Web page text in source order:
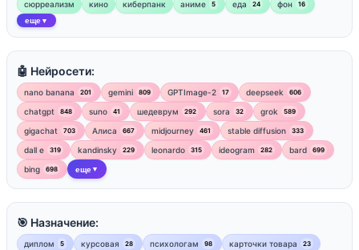
сюрреализм кино киберпанк аниме 5 еда 24 фон 16
еще ▼
🤖 Нейросети:
nano banana 201 gemini 809 GPTImage-2 17 deepseek 606
chatgpt 848 suno 41 шедеврум 292 sora 32 grok 589
gigachat 703 Алиса 667 midjourney 461 stable diffusion 333
dall e 319 kandinsky 229 leonardo 315 ideogram 282 bard 699
bing 698 еще ▼
🎯 Назначение:
диплом 5 курсовая 28 психологам 98 карточки товара 23